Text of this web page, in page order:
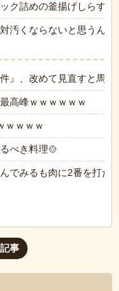
ク詰めの釜揚げしらす
汚くならないと思うんや
』、改めて見直すと馬
高峰ｗｗｗｗｗｗ
ｗｗｗｗ
べき料理🍲
でみるも肉に2番を打た
事